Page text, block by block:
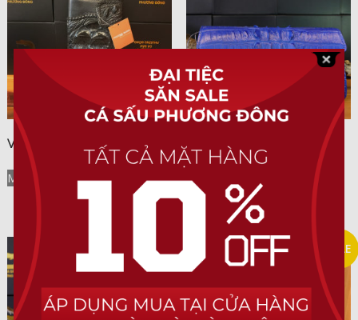
Ví Cầm Tay Da Cá Sấu (G-101)
Mua Ngay
Ví Cầm Tay Da Cá Sấu (Mã:
N203)
Mua Ngay
SALE SALE